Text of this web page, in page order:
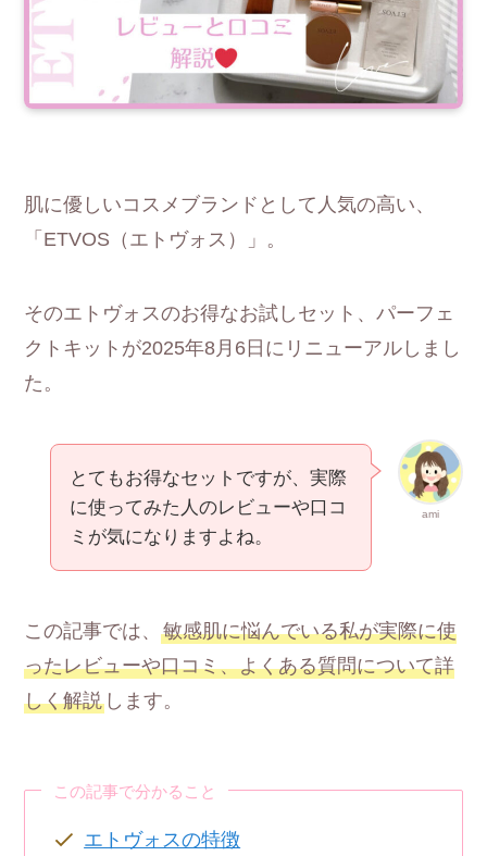
肌に優しいコスメブランドとして人気の高い、
「ETVOS（エトヴォス）」。
そのエトヴォスのお得なお試しセット、パーフェ
クトキットが2025年8月6日にリニューアルしまし
た。
ami
とてもお得なセットですが、実際
に使ってみた人のレビューや口コ
ミが気になりますよね。
この記事では、敏感肌に悩んでいる私が実際に使
ったレビューや口コミ、よくある質問について詳
しく解説 します。
この記事で分かること
エトヴォスの特徴